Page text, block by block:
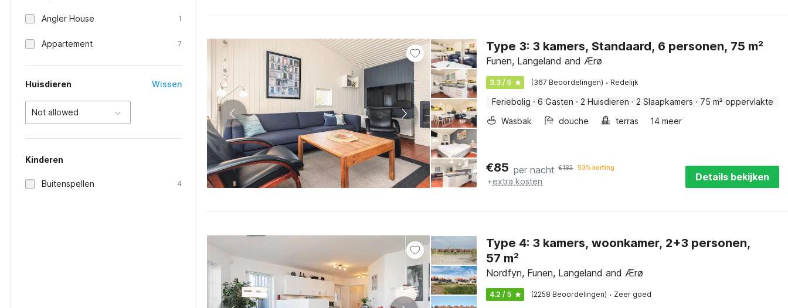
Angler House 1
Appartement 7
Huisdieren Wissen
Not allowed
Kinderen
Buitenspellen 4
Type 3: 3 kamers, Standaard, 6 personen, 75 m²
Funen, Langeland and Ærø
3.3 / 5 (367 Beoordelingen) · Redelijk
Feriebolig · 6 Gasten · 2 Huisdieren · 2 Slaapkamers · 75 m² oppervlakte
Wasbak
douche terras 14 meer
€85 per nacht €183 53% korting
+extra kosten Details bekijken
Type 4: 3 kamers, woonkamer, 2+3 personen,
57 m²
Nordfyn, Funen, Langeland and Ærø
4.2 / 5 (2258 Beoordelingen) · Zeer goed